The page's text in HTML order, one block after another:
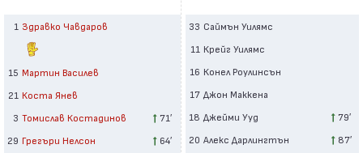
1 Здравко Чавдаров
15 Мартин Василев
21 Коста Янев
3 Томислав Костадинов
71′
29 Грегъри Нелсон
64′
33 Саймън Уилямс
11 Крейг Уилямс
16 Конел Роулинсън
17 Джон Маккена
18 Джейми Ууд
79′
20 Алекс Дарлингтън
87′